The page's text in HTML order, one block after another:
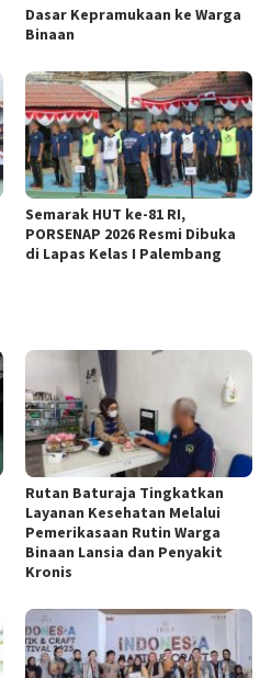
Dasar Kepramukaan ke Warga
Binaan
Semarak HUT ke-81 RI,
PORSENAP 2026 Resmi Dibuka
di Lapas Kelas I Palembang
Rutan Baturaja Tingkatkan
Layanan Kesehatan Melalui
Pemerikasaan Rutin Warga
Binaan Lansia dan Penyakit
Kronis